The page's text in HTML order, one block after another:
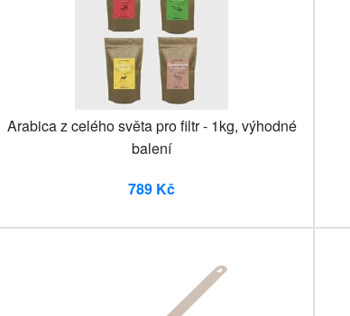
Arabica z celého světa pro filtr - 1kg, výhodné
balení
789 Kč